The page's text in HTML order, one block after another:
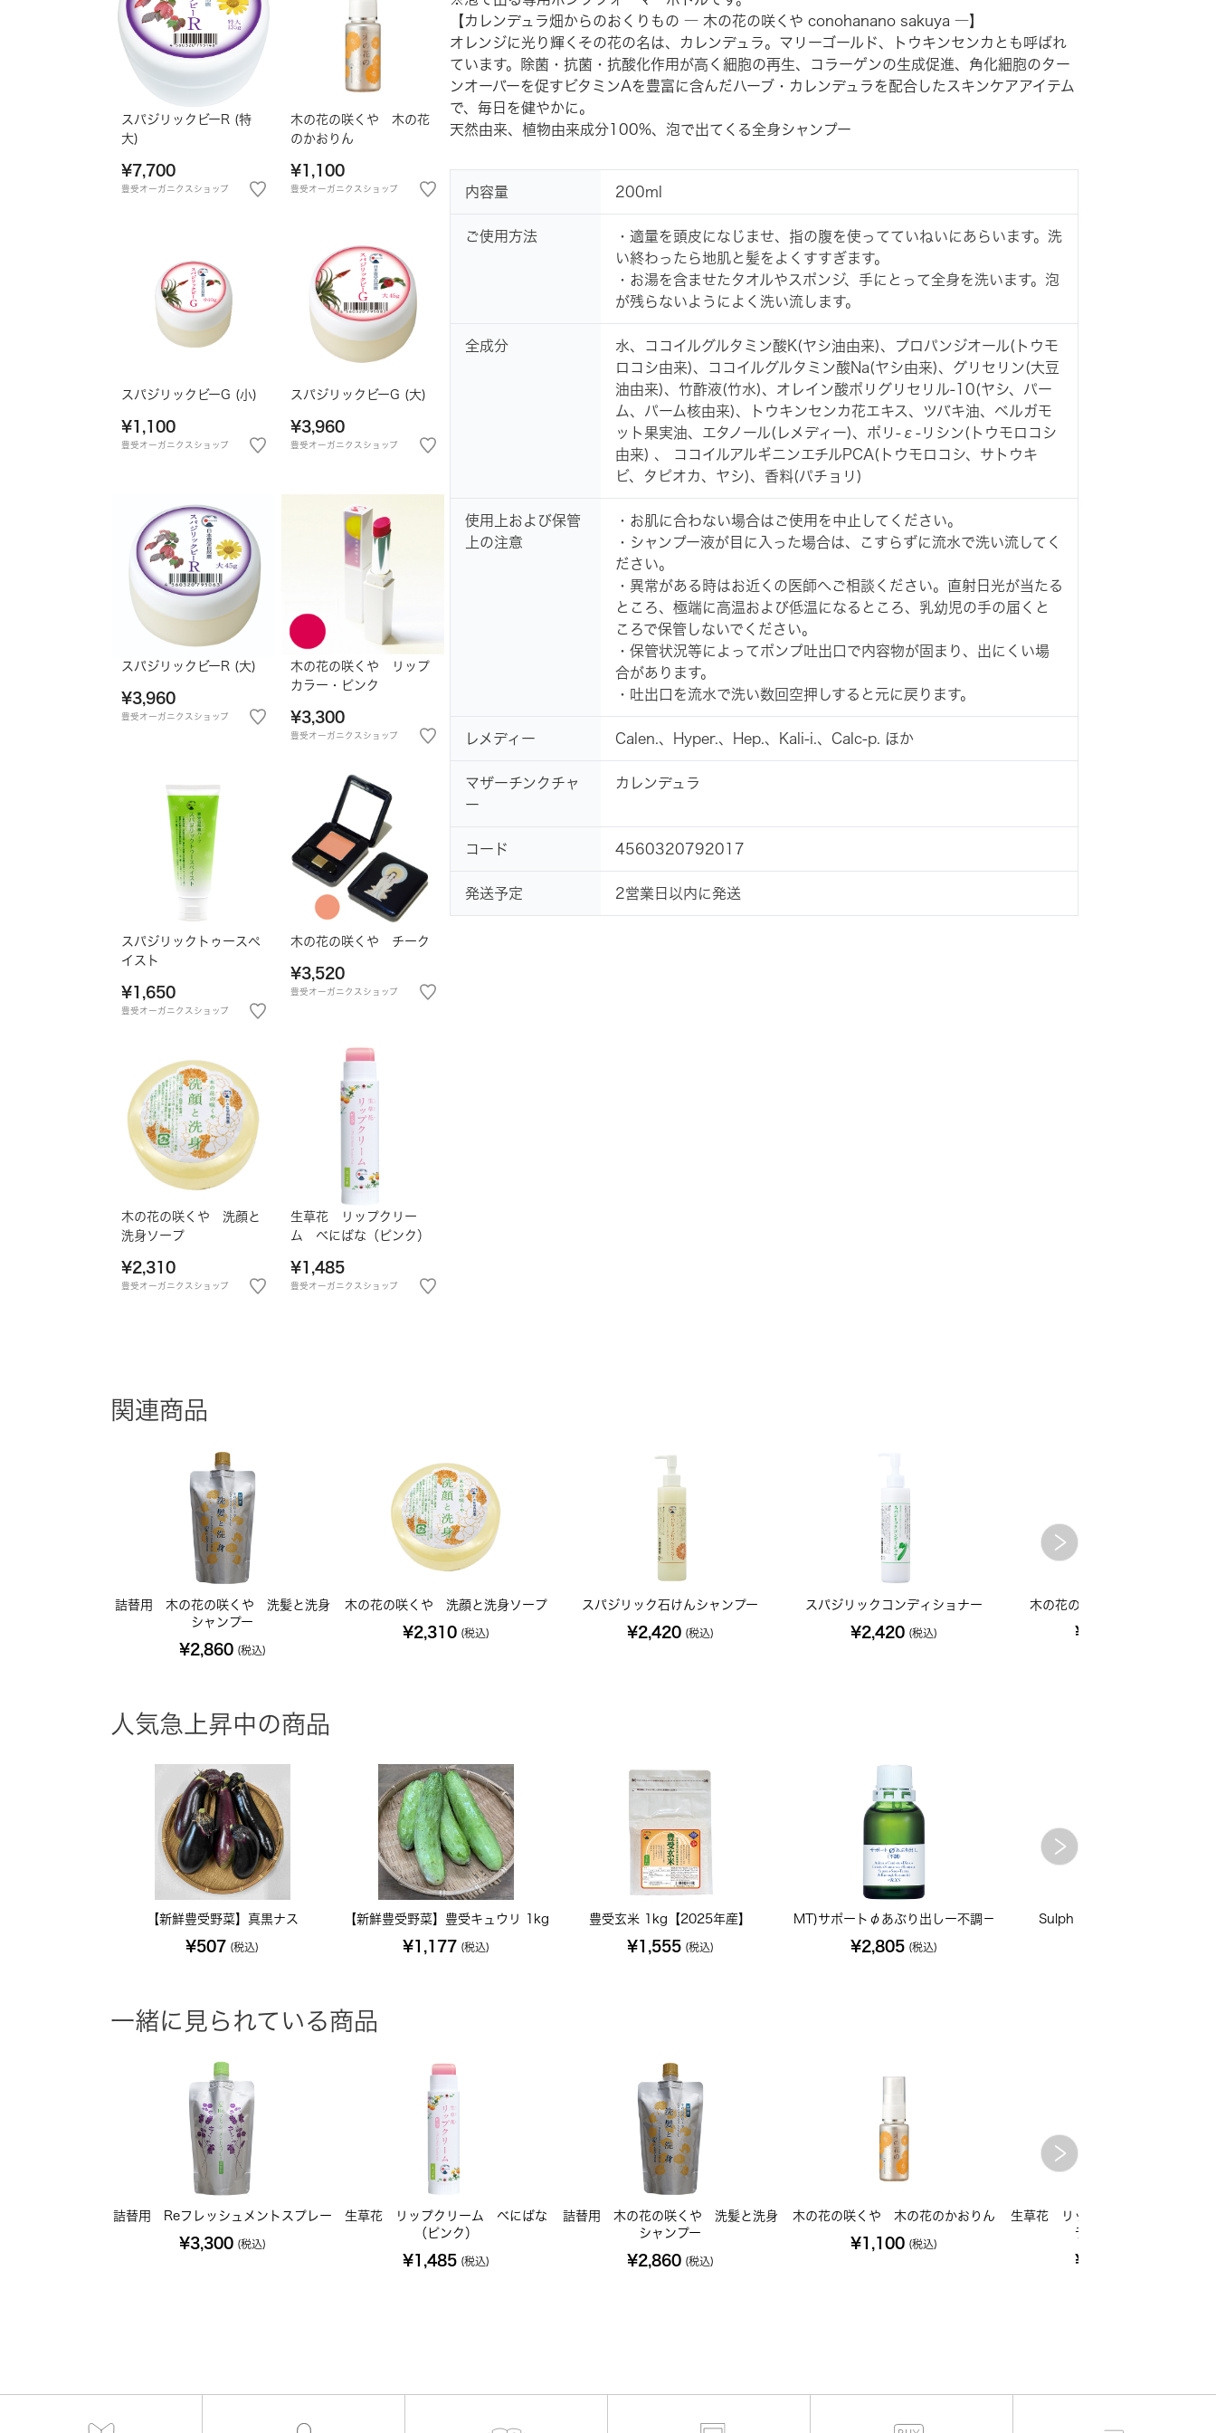
スパジリックビーR (特
大)
¥7,700
豊受オーガニクスショップ
木の花の咲くや 木の花
のかおりん
¥1,100
豊受オーガニクスショップ
スパジリックビーG (小)
¥1,100
豊受オーガニクスショップ
スパジリックビーG (大)
¥3,960
豊受オーガニクスショップ
スパジリックビーR (大)
¥3,960
豊受オーガニクスショップ
木の花の咲くや リップ
カラー・ピンク
¥3,300
豊受オーガニクスショップ
スパジリックトゥースペ
イスト
¥1,650
豊受オーガニクスショップ
木の花の咲くや チーク
¥3,520
豊受オーガニクスショップ
木の花の咲くや 洗顔と
洗身ソープ
¥2,310
豊受オーガニクスショップ
生草花 リップクリー
ム べにばな（ピンク）
¥1,485
豊受オーガニクスショップ
【カレンデュラ畑からのおくりもの ― 木の花の咲くや conohanano sakuya ―】
オレンジに光り輝くその花の名は、カレンデュラ。マリーゴールド、トウキンセンカとも呼ばれ
ています。除菌・抗菌・抗酸化作用が高く細胞の再生、コラーゲンの生成促進、角化細胞のター
ンオーバーを促すビタミンAを豊富に含んだハーブ・カレンデュラを配合したスキンケアアイテム
で、毎日を健やかに。
天然由来、植物由来成分100%、泡で出てくる全身シャンプー
内容量 200ml
ご使用方法
・適量を頭皮になじませ、指の腹を使ってていねいにあらいます。洗
い終わったら地肌と髪をよくすすぎます。
・お湯を含ませたタオルやスポンジ、手にとって全身を洗います。泡
が残らないようによく洗い流します。
全成分
水、ココイルグルタミン酸K(ヤシ油由来)、プロパンジオール(トウモ
ロコシ由来)、ココイルグルタミン酸Na(ヤシ由来)、グリセリン(大豆
油由来)、竹酢液(竹水)、オレイン酸ポリグリセリル-10(ヤシ、パー
ム、パーム核由来)、トウキンセンカ花エキス、ツバキ油、ベルガモ
ット果実油、エタノール(レメディー)、ポリ-ε-リシン(トウモロコシ
由来) 、 ココイルアルギニンエチルPCA(トウモロコシ、サトウキ
ビ、タピオカ、ヤシ)、香料(パチョリ)
使用上および保管
上の注意
・お肌に合わない場合はご使用を中止してください。
・シャンプー液が目に入った場合は、こすらずに流水で洗い流してく
ださい。
・異常がある時はお近くの医師へご相談ください。直射日光が当たる
ところ、極端に高温および低温になるところ、乳幼児の手の届くと
ころで保管しないでください。
・保管状況等によってポンプ吐出口で内容物が固まり、出にくい場
合があります。
・吐出口を流水で洗い数回空押しすると元に戻ります。
レメディー Calen.、Hyper.、Hep.、Kali-i.、Calc-p. ほか
マザーチンクチャ
ー
カレンデュラ
コード 4560320792017
発送予定 2営業日以内に発送
関連商品
詰替用 木の花の咲くや 洗髪と洗身
シャンプー
¥2,860 (税込)
木の花の咲くや 洗顔と洗身ソープ
¥2,310 (税込)
スパジリック石けんシャンプー
¥2,420 (税込)
スパジリックコンディショナー
¥2,420 (税込)
木の花の咲くや ヘアスプレー
¥1,320
人気急上昇中の商品
【新鮮豊受野菜】真黒ナス
¥507 (税込)
【新鮮豊受野菜】豊受キュウリ 1kg
¥1,177 (税込)
豊受玄米 1kg【2025年産】
¥1,555 (税込)
MT)サポートφあぶり出しー不調－
¥2,805 (税込)
Sulph ソーファー 200C 小
一緒に見られている商品
詰替用 Reフレッシュメントスプレー
¥3,300 (税込)
生草花 リップクリーム べにばな
（ピンク）
¥1,485 (税込)
詰替用 木の花の咲くや 洗髪と洗身
シャンプー
¥2,860 (税込)
木の花の咲くや 木の花のかおりん
¥1,100 (税込)
生草花 リップクリーム カレンデ
ラ（イエロー）
¥1,485